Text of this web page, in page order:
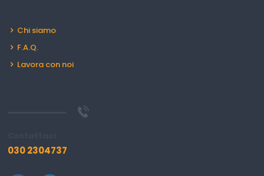
Chi siamo
F.A.Q.
Lavora con noi
030 2304737